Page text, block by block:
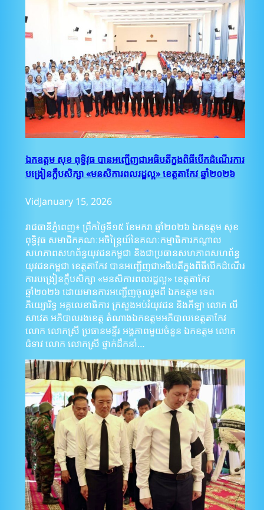
ឯកឧត្តម សុខ ពុទ្ធិវុធ បានអញ្ជើញជាអធិបតីក្នុងពិធីបើកដំណើរការ
បង្រៀនក្លឹបសិក្សា «មនសិការពលរដ្ឋល្អ» ខេត្តតាកែវ ឆ្នាំ២០២៦
VidJanuary 15, 2026
រាជធានីភ្នំពេញ៖ ព្រឹកថ្ងៃទី១៥ ខែមករា ឆ្នាំ២០២៦ ឯកឧត្តម សុខ
ពុទ្ធិវុធ សមាជិកគណៈអចិន្រ្តៃយ៍នៃគណៈកម្មាធិការកណ្ដាល
សហភាពសហព័ន្ធយុវជនកម្ពុជា និងជាប្រធានសហភាពសហព័ន្ធ
យុវជនកម្ពុជា ខេត្តតាកែវ បានអញ្ជើញជាអធិបតីក្នុងពិធីបើកដំណើរ
ការបង្រៀនក្លឹបសិក្សា «មនសិការពលរដ្ឋល្អ» ខេត្តតាកែវ
ឆ្នាំ២០២៦ ដោយមានការអញ្ជើញចូលរួមពី ឯកឧត្តម ទេព
ភិយ្យោរិទ្ធ អគ្គលេខាធិការ ក្រសួងអប់រំយុវជន និងកីឡា លោក លី
សាវេត អភិបាលរងខេត្ត តំណាងឯកឧត្តមអភិបាលខេត្តតាកែវ
លោក លោកស្រី ប្រធានមន្ទីរ អង្គភាពមួយចំនួន ឯកឧត្តម លោក
ជំទាវ លោក លោកស្រី ថ្នាក់ដឹកនាំ…